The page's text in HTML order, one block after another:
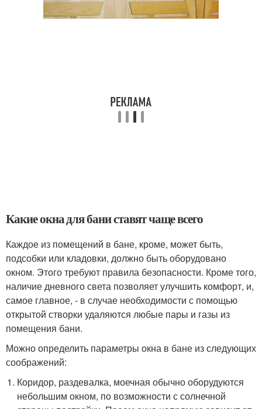
Какие окна для бани ставят чаще всего
Каждое из помещений в бане, кроме, может быть,
подсобки или кладовки, должно быть оборудовано
окном. Этого требуют правила безопасности. Кроме того,
наличие дневного света позволяет улучшить комфорт, и,
самое главное, - в случае необходимости с помощью
открытой створки удаляются любые пары и газы из
помещения бани.
Можно определить параметры окна в бане из следующих
соображений:
Коридор, раздевалка, моечная обычно оборудуются
небольшим окном, по возможности с солнечной